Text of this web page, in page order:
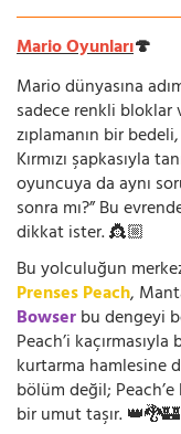
Mario Oyunları🍄
Mario dünyasına
sadece renkli
zıplamanın bir
Kırmızı şapkasıyla
oyuncuya da aynı
sonra mı?” Bu
dikkat ister. 👸🏼
Bu yolculuğun
Prenses Peach,
Bowserbu dengeyi
Peach’i
kurtarma hamlesine
bölüm değil;
bir umut taşır. 👑🐉🏰